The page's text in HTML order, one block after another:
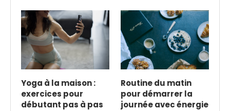
Yoga à la maison :
exercices pour
débutant pas à pas
Routine du matin
pour démarrer la
journée avec énergie